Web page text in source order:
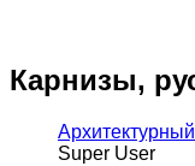
Карнизы,
Super User